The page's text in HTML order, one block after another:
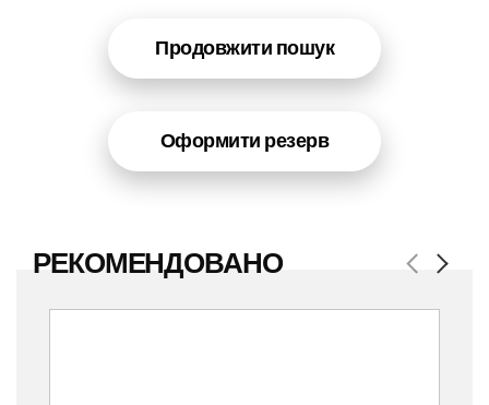
Продовжити пошук
Оформити резерв
РЕКОМЕНДОВАНО Previous
Next